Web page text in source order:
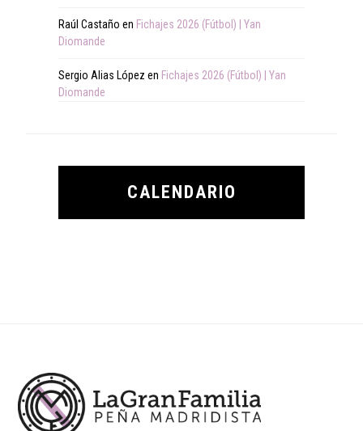
Raúl Castaño en Fichajes 2026 (Fútbol) | Yan
Diomande
Sergio Alias López en Fichajes 2026 (Fútbol) | Yan
Diomande
CALENDARIO